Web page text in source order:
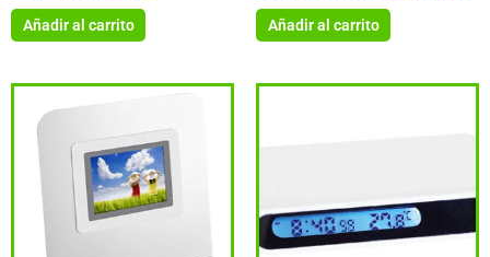
Añadir al carrito Añadir al carrito